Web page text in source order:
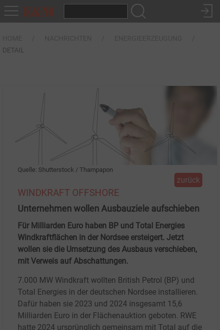
DETAIL
Quelle: Shutterstock / Thampapon
zurück
WINDKRAFT OFFSHORE
Unternehmen wollen Ausbauziele aufschieben
Für Milliarden Euro haben BP und Total Energies
Windkraftflächen in der Nordsee ersteigert. Jetzt
wollen sie die Umsetzung des Ausbaus verschieben,
mit Verweis auf Abschattungen.
7.000 MW Windkraft wollten British Petrol (BP) und
Total Energies in der deutschen Nordsee installieren.
Dafür haben sie 2023 und 2024 insgesamt 15,6
Milliarden Euro in der Flächenauktion geboten. RWE
hatte 2024 ursprünglich gemeinsam mit Total auf die